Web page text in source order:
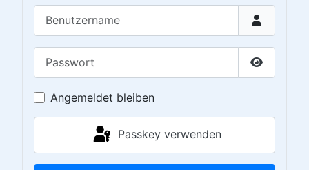
Passwort
Angemeldet bleiben
Passkey verwenden